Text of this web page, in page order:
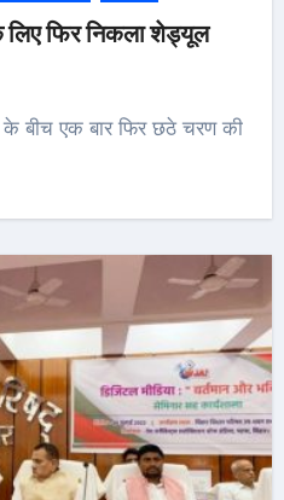
फिर निकला शेड्यूल